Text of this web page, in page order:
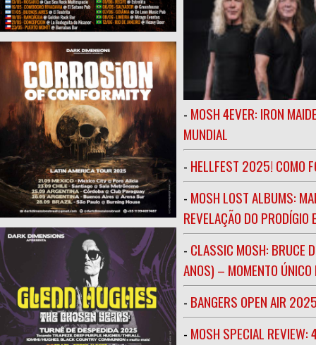
- MOSH 4EVER: IRON
MUNDIAL
- HELLFEST 2025! COMO
- MOSH LOST ALBUMS:
REVELAÇÃO DO
- CLASSIC MOSH: BRUCE
ANOS) – MOMENTO ÚNICO
- BANGERS OPEN AIR
- MOSH SPECIAL REVIEW: